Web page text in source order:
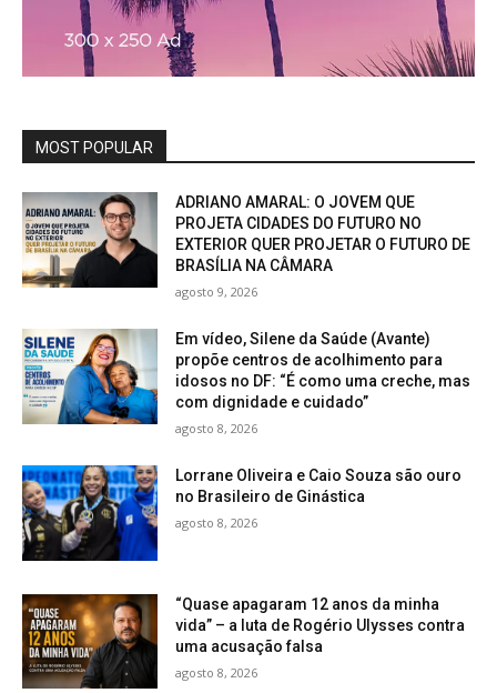
MOST POPULAR
ADRIANO AMARAL: O JOVEM QUE
PROJETA CIDADES DO FUTURO NO
EXTERIOR QUER PROJETAR O FUTURO DE
BRASÍLIA NA CÂMARA
agosto 9, 2026
Em vídeo, Silene da Saúde (Avante)
propõe centros de acolhimento para
idosos no DF: “É como uma creche, mas
com dignidade e cuidado”
agosto 8, 2026
Lorrane Oliveira e Caio Souza são ouro
no Brasileiro de Ginástica
agosto 8, 2026
“Quase apagaram 12 anos da minha
vida” – a luta de Rogério Ulysses contra
uma acusação falsa
agosto 8, 2026